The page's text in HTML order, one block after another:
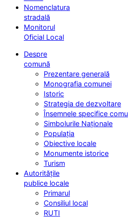
Nomenclatura
stradală
Monitorul
Oficial Local
Despre
comună
Prezentare generală
Monografia comunei
Istoric
Strategia de dezvoltare
Însemnele specifice
Simbolurile Naționale
Populația
Obiective locale
Monumente istorice
Turism
Autoritățile
publice locale
Primarul
Consiliul local
RUTI